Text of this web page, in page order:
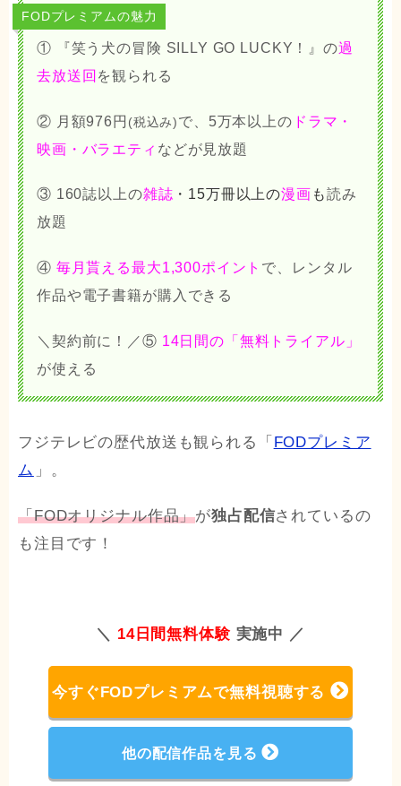
FODプレミアムの魅力
① 『笑う犬の冒険 SILLY GO LUCKY！』の過
去放送回 を観られる
② 月額976円 (税込み)で、5万本以上の ドラマ・
映画・バラエティ などが見放題
③ 160誌以上の雑誌 ・15万冊以上の漫画 も読み
放題
④ 毎月貰える最大1,300ポイント で、レンタル
作品や電子書籍が購入できる
＼契約前に！／⑤ 14日間の「無料トライアル」
が使える
フジテレビの歴代放送も観られる「 FODプレミア
ム 」。
「FODオリジナル作品」が独占配信されているの
も注目です！
＼ 14日間無料体験 実施中 ／
今すぐFODプレミアムで無料視聴する
他の配信作品を見る